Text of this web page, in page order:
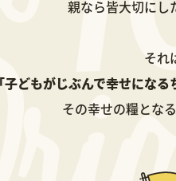
親なら皆大切にし
それ
「子どもがじぶんで幸せになる
その幸せの糧となる